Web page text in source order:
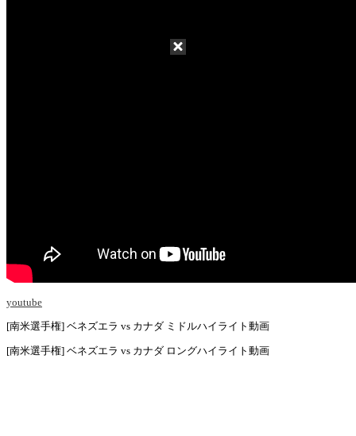
youtube
[南米選手権] ベネズエラ vs カナダ ミドルハイライト動画
[南米選手権] ベネズエラ vs カナダ ロングハイライト動画